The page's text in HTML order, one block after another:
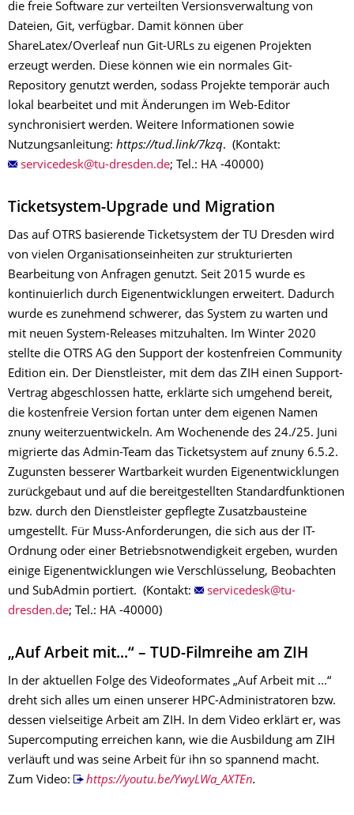
die freie Software zur verteilten Versionsverwaltung von
Dateien, Git, verfügbar. Damit können über
ShareLatex/Overleaf nun Git-URLs zu eigenen Projekten
erzeugt werden. Diese können wie ein normales Git-
Repository genutzt werden, sodass Projekte temporär auch
lokal bearbeitet und mit Änderungen im Web-Editor
synchronisiert werden. Weitere Informationen sowie
Nutzungsanleitung: https://tud.link/7kzq. (Kontakt:
; Tel.: HA -40000)
Ticketsystem-Upgrade und Migration
Das auf OTRS basierende Ticketsystem der TU Dresden wird
von vielen Organisationseinheiten zur strukturierten
Bearbeitung von Anfragen genutzt. Seit 2015 wurde es
kontinuierlich durch Eigenentwicklungen erweitert. Dadurch
wurde es zunehmend schwerer, das System zu warten und
mit neuen System-Releases mitzuhalten. Im Winter 2020
stellte die OTRS AG den Support der kostenfreien Community
Edition ein. Der Dienstleister, mit dem das ZIH einen Support-
Vertrag abgeschlossen hatte, erklärte sich umgehend bereit,
die kostenfreie Version fortan unter dem eigenen Namen
znuny weiterzuentwickeln. Am Wochenende des 24./25. Juni
migrierte das Admin-Team das Ticketsystem auf znuny 6.5.2.
Zugunsten besserer Wartbarkeit wurden Eigenentwicklungen
zurückgebaut und auf die bereitgestellten Standardfunktionen
bzw. durch den Dienstleister gepflegte Zusatzbausteine
umgestellt. Für Muss-Anforderungen, die sich aus der IT-
Ordnung oder einer Betriebsnotwendigkeit ergeben, wurden
einige Eigenentwicklungen wie Verschlüsselung, Beobachten
und SubAdmin portiert. (Kontakt:
; Tel.: HA -40000)
„Auf Arbeit mit...“ – TUD-Filmreihe am ZIH
In der aktuellen Folge des Videoformates „Auf Arbeit mit ...“
dreht sich alles um einen unserer HPC-Administratoren bzw.
dessen vielseitige Arbeit am ZIH. In dem Video erklärt er, was
Supercomputing erreichen kann, wie die Ausbildung am ZIH
verläuft und was seine Arbeit für ihn so spannend macht.
Zum Video:
https://youtu.be/YwyLWa_AXTEn.